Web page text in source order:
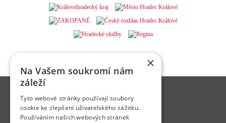
Hradecká kulturní a vzdělávací společnost s.r.o.
Československé armády 300/22
500 03 Hradec Králové
Email:zdena.liskova@adalbertinum.cz
×
Na Vašem soukromí nám
záleží
Tyto webové stránky používají soubory
cookie ke zlepšení uživatelského zážitku.
Používáním našich webových stránek